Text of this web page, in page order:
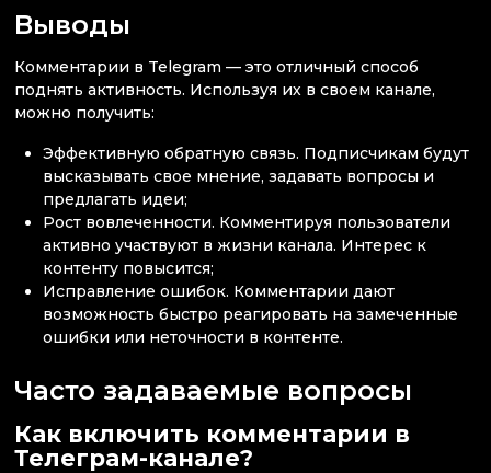
Выводы
Комментарии в Telegram — это отличный способ
поднять активность. Используя их в своем канале,
можно получить:
Эффективную обратную связь. Подписчикам будут
высказывать свое мнение, задавать вопросы и
предлагать идеи;
Рост вовлеченности. Комментируя пользователи
активно участвуют в жизни канала. Интерес к
контенту повысится;
Исправление ошибок. Комментарии дают
возможность быстро реагировать на замеченные
ошибки или неточности в контенте.
Часто задаваемые вопросы
Как включить комментарии в
Телеграм-канале?